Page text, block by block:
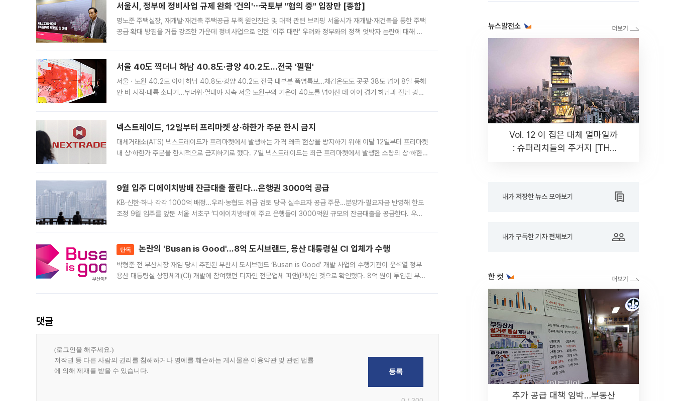
서울시, 정부에 정비사업 규제 완화 '건의'⋯국토부 "협의 중" 입장만 [종합]
명노준 주택실장, 재개발·재건축 주택공급 부족 원인진단 및 대책 관련 브리핑 서울시가 재개발·재건축을 통한 주택
공급 확대 방침을 거듭 강조한 가운데 정비사업으로 인한 '이주 대란' 우려와 정부와의 정책 엇박자 논란에 대해 정
서울 40도 찍더니 하남 40.8도·광양 40.2도…전국 '펄펄'
서울ㆍ노원 40.2도 이어 하남 40.8도·광양 40.2도 전국 대부분 폭염특보…체감온도도 곳곳 38도 넘어 8일 동해
안 비 시작·내륙 소나기…무더위·열대야 지속 서울 노원구의 기온이 40도를 넘어선 데 이어 경기 하남과 전남 광양
넥스트레이드, 12일부터 프리마켓 상·하한가 주문 한시 금지
대체거래소(ATS) 넥스트레이드가 프리마켓에서 발생하는 가격 왜곡 현상을 방지하기 위해 이달 12일부터 프리마켓
내 상·하한가 주문을 한시적으로 금지하기로 했다. 7일 넥스트레이드는 최근 프리마켓에서 발생한 소량의 상·하한
9월 입주 디에이치방배 잔금대출 풀린다…은행권 3000억 공급
KB·신한·하나 각각 1000억 배정…우리·농협도 취급 검토 당국 실수요자 공급 주문…분양가·필요자금 반영해 한도
조정 9월 입주를 앞둔 서울 서초구 ‘디에이치방배’에 주요 은행들이 3000억원 규모의 잔금대출을 공급한다. 우리
단독 논란의 'Busan is Good'…8억 도시브랜드, 용산 대통령실 CI 업체가 수행
박형준 전 부산시장 재임 당시 추진된 부산시 도시브랜드 ‘Busan is Good’ 개발 사업의 수행기관이 윤석열 정부
용산 대통령실 상징체계(CI) 개발에 참여했던 디자인 전문업체 피앤(P&)인 것으로 확인됐다. 8억 원이 투입된 부산
댓글
뉴스발전소
Vol. 12 이 집은 대체 얼마일까
: 슈퍼리치들의 주거지 [THE
내가 저장한 뉴스 모아보기
내가 구독한 기자 전체보기
한 컷
추가 공급 대책 임박…부동산